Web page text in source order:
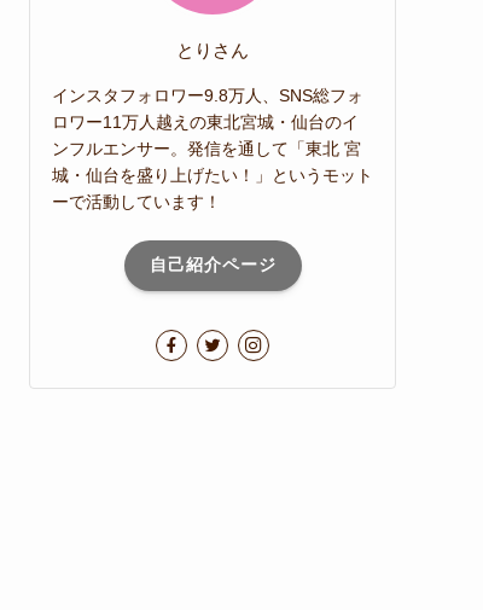
とりさん
インスタフォロワー9.8万人、SNS総フォ
ロワー11万人越えの東北宮城・仙台のイ
ンフルエンサー。発信を通して「東北 宮
城・仙台を盛り上げたい！」というモット
ーで活動しています！
自己紹介ページ